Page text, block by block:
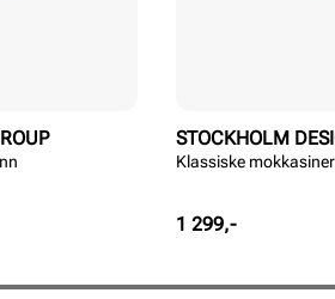
STOCKHOLM
Klassiske
Pris
1 299,-